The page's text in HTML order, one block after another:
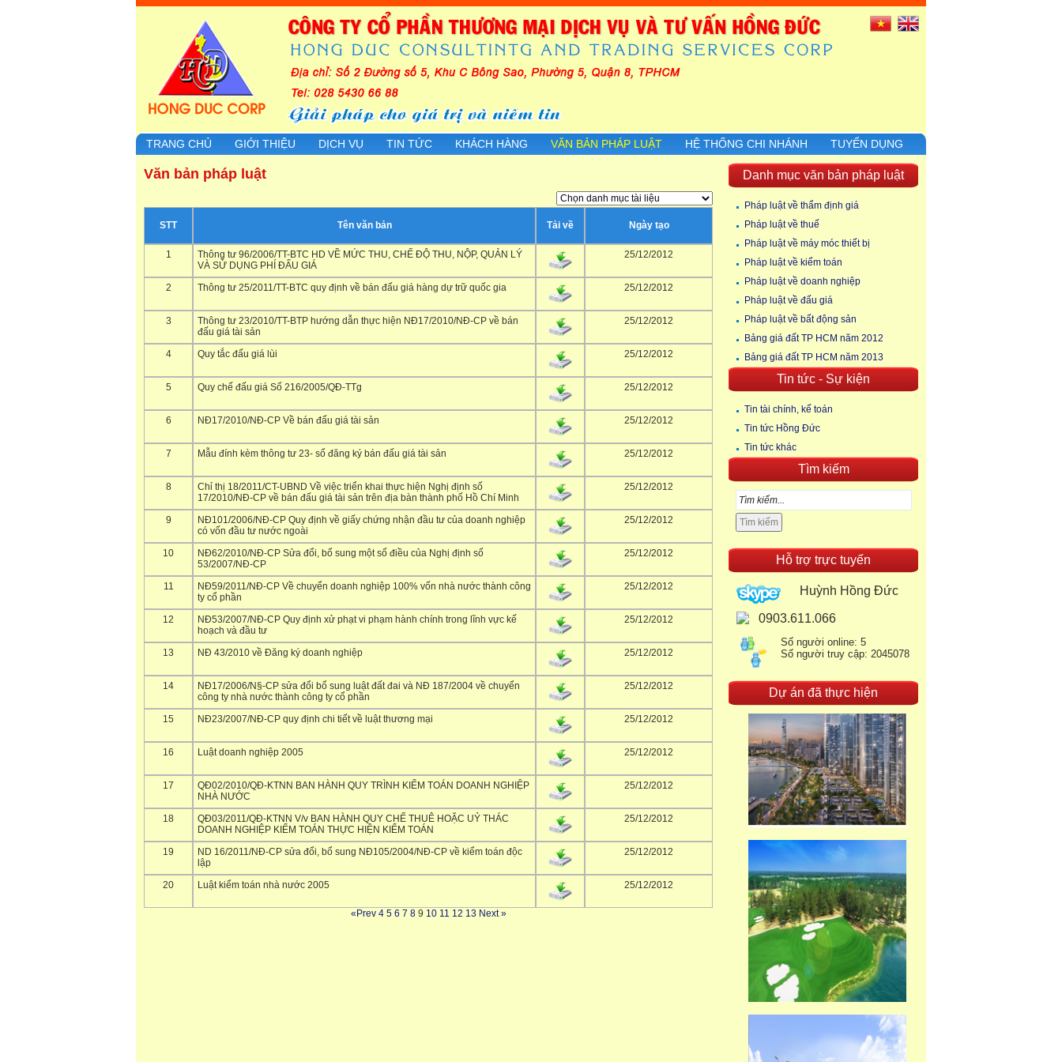
TRANG CHỦ GIỚI THIỆU DỊCH VỤ TIN TỨC KHÁCH HÀNG VĂN BẢN PHÁP LUẬT HỆ THỐNG CHI NHÁNH TUYỂN DỤNG
Văn bản pháp luật
STT Tên văn bản Tải về Ngày tạo
1
Thông tư 96/2006/TT-BTC HD VỀ MỨC THU, CHẾ ĐỘ THU, NỘP, QUẢN LÝ
VÀ SỬ DỤNG PHÍ ĐẤU GIÁ
25/12/2012
2 Thông tư 25/2011/TT-BTC quy định về bán đấu giá hàng dự trữ quốc gia 25/12/2012
3
Thông tư 23/2010/TT-BTP hướng dẫn thực hiện NĐ17/2010/NĐ-CP về bán
đấu giá tài sản
25/12/2012
4 Quy tắc đấu giá lùi 25/12/2012
5 Quy chế đấu giá Số 216/2005/QĐ-TTg 25/12/2012
6 NĐ17/2010/NĐ-CP Về bán đấu giá tài sản 25/12/2012
7 Mẫu đính kèm thông tư 23- sổ đăng ký bán đấu giá tài sản 25/12/2012
8
Chỉ thị 18/2011/CT-UBND Về việc triển khai thực hiện Nghị định số
17/2010/NĐ-CP về bán đấu giá tài sản trên địa bàn thành phố Hồ Chí Minh
25/12/2012
9
NĐ101/2006/NĐ-CP Quy định về giấy chứng nhận đầu tư của doanh nghiệp
có vốn đầu tư nước ngoài
25/12/2012
10
NĐ62/2010/NĐ-CP Sửa đổi, bổ sung một số điều của Nghị định số
53/2007/NĐ-CP
25/12/2012
11
NĐ59/2011/NĐ-CP Về chuyển doanh nghiệp 100% vốn nhà nước thành công
ty cổ phần
25/12/2012
12
NĐ53/2007/NĐ-CP Quy định xử phạt vi phạm hành chính trong lĩnh vực kế
hoạch và đầu tư
25/12/2012
13 NĐ 43/2010 về Đăng ký doanh nghiệp 25/12/2012
14
NĐ17/2006/N§-CP sửa đổi bổ sung luật đất đai và NĐ 187/2004 về chuyển
công ty nhà nước thành công ty cổ phần
25/12/2012
15 NĐ23/2007/NĐ-CP quy định chi tiết về luật thương mại 25/12/2012
16 Luật doanh nghiệp 2005 25/12/2012
17
QĐ02/2010/QĐ-KTNN BAN HÀNH QUY TRÌNH KIỂM TOÁN DOANH NGHIỆP
NHÀ NƯỚC
25/12/2012
18
QĐ03/2011/QĐ-KTNN V/v BAN HÀNH QUY CHẾ THUÊ HOẶC UỶ THÁC
DOANH NGHIỆP KIỂM TOÁN THỰC HIỆN KIỂM TOÁN
25/12/2012
19
ND 16/2011/NĐ-CP sửa đổi, bổ sung NĐ105/2004/NĐ-CP về kiểm toán độc
lập
25/12/2012
20 Luật kiểm toán nhà nước 2005 25/12/2012
«Prev 4 5 6 7 8 9 10 11 12 13 Next »
Danh mục văn bản pháp luật
Pháp luật về thẩm định giá
Pháp luật về thuế
Pháp luật về máy móc thiết bị
Pháp luật về kiểm toán
Pháp luật về doanh nghiệp
Pháp luật về đấu giá
Pháp luật về bất động sản
Bảng giá đất TP HCM năm 2012
Bảng giá đất TP HCM năm 2013
Tin tức - Sự kiện
Tin tài chính, kế toán
Tin tức Hồng Đức
Tin tức khác
Tìm kiếm
Hỗ trợ trực tuyến
Huỳnh Hồng Đức
0903.611.066
Số người online: 5
Số người truy cập: 2045078
Dự án đã thực hiện